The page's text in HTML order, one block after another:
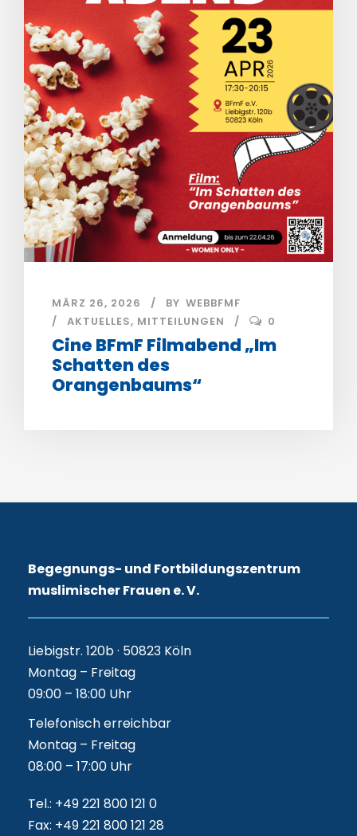
MÄRZ 26, 2026 BY WEBBFMF
AKTUELLES, MITTEILUNGEN 0
Cine BFmF Filmabend „Im
Schatten des
Orangenbaums“
Begegnungs- und Fortbildungszentrum
muslimischer Frauen e. V.
Liebigstr. 120b · 50823 Köln
Montag – Freitag
09:00 – 18:00 Uhr
Telefonisch erreichbar
Montag – Freitag
08:00 – 17:00 Uhr
Tel.: +49 221 800 121 0
Fax: +49 221 800 121 28